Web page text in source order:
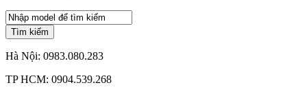
Tìm kiếm
Hà Nội: 0983.080.283
TP HCM: 0904.539.268